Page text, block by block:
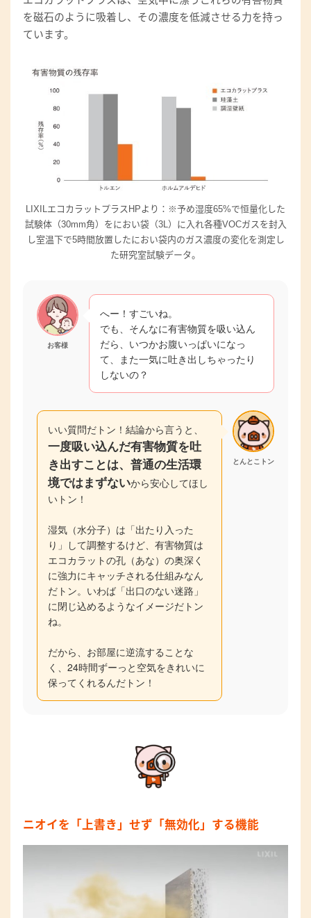
を磁石のように吸着し、その濃度を低減させる力を持っ
ています。
LIXILエコカラットプラスHPより：※予め湿度65%で恒量化した
試験体（30mm角）をにおい袋（3L）に入れ各種VOCガスを封入
し室温下で5時間放置したにおい袋内のガス濃度の変化を測定し
た研究室試験データ。
お客様
へー！すごいね。
でも、そんなに有害物質を吸い込ん
だら、いつかお腹いっぱいになっ
て、また一気に吐き出しちゃったり
しないの？
とんとこトン
いい質問だトン！結論から言うと、
一度吸い込んだ有害物質を吐
き出すことは、普通の生活環
境ではまずないから安心してほし
いトン！
湿気（水分子）は「出たり入った
り」して調整するけど、有害物質は
エコカラットの孔（あな）の奥深く
に強力にキャッチされる仕組みなん
だトン。いわば「出口のない迷路」
に閉じ込めるようなイメージだトン
ね。
だから、お部屋に逆流することな
く、24時間ずーっと空気をきれいに
保ってくれるんだトン！
ニオイを「上書き」せず「無効化」する機能